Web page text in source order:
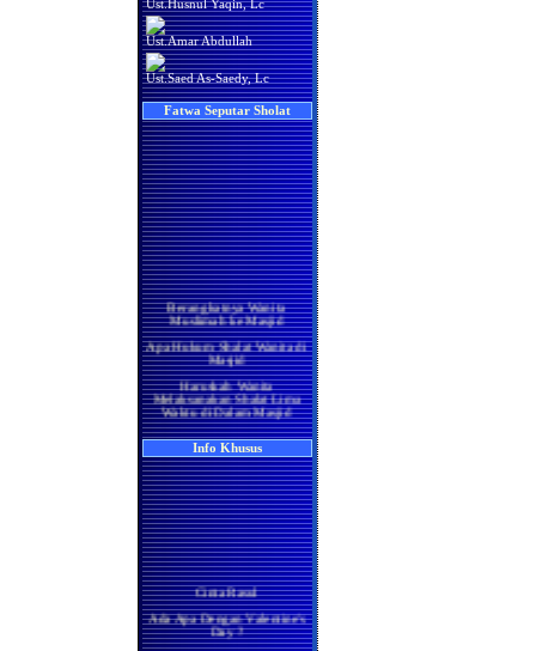
Ust.Husnul Yaqin, Lc
Ust.Amar Abdullah
Ust.Saed As-Saedy, Lc
Fatwa Seputar Sholat
Berangkatnya Wanita
Muslimah ke Masjid
Apa Hukum Shalat Wanita di
Masjid
Haruskah Wanita
Melaksanakan Shalat Lima
Waktu di Dalam Masjid
Wanita di Rumah
Berma'mum Kepada Imam
di Masjid
Apakah Shalatnya Seorang
Wanita di rumah Lebih
Utama Ataukah di Masjidil
Haram
Manakah yang Lebih Utama
Bagi Wanita Pada Bulan
Ramadhan, Melaksanakan
Shalat di Masjidil Haram
atau di Rumah
Shalatnya Kaum Wanita
yang Sedang Umrah di
Info Khusus
Cinta Rasul
Ada Apa Dengan Valentine's
Day ?